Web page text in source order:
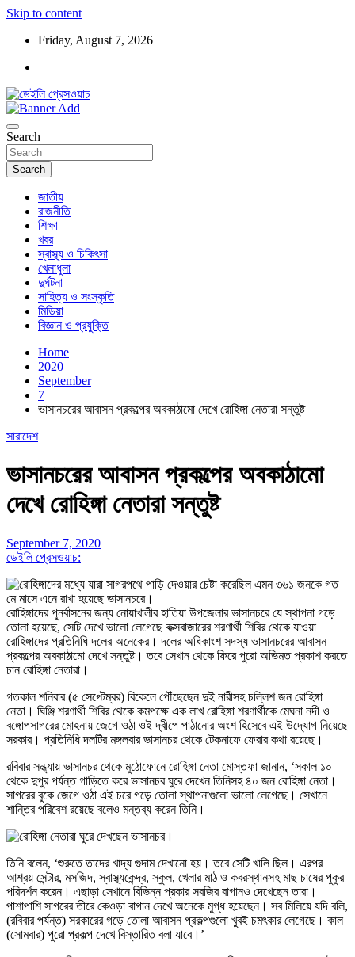
Skip to content
Friday, August 7, 2026
ডেইলি প্রেসওয়াচ
Search
Search
জাতীয়
রাজনীতি
শিক্ষা
খবর
স্বাস্থ্য ও চিকিৎসা
খেলাধুলা
দুর্ঘটনা
সাহিত্য ও সংস্কৃতি
মিডিয়া
বিজ্ঞান ও প্রযুক্তি
Home
2020
September
7
ভাসানচরের আবাসন প্রকল্পের অবকাঠামো দেখে রোহিঙ্গা নেতারা সন্তুষ্ট
সারাদেশ
ভাসানচরের আবাসন প্রকল্পের অবকাঠামো
দেখে রোহিঙ্গা নেতারা সন্তুষ্ট
September 7, 2020
ডেইলি প্রেসওয়াচ:
রোহিঙ্গাদের পুনর্বাসনের জন্য নোয়াখালীর হাতিয়া উপজেলার ভাসানচরে যে স্থাপনা গড়ে
তোলা হয়েছে, সেটি দেখে ভালো লেগেছে কক্সবাজারের শরণার্থী শিবির থেকে যাওয়া
রোহিঙ্গাদের প্রতিনিধি দলের অনেকের। দলের অধিকাংশ সদস্য ভাসানচরের আবাসন
প্রকল্পের অবকাঠামো দেখে সন্তুষ্ট। তবে সেখান থেকে ফিরে পুরো অভিমত প্রকাশ করতে
চান রোহিঙ্গা নেতারা।
গতকাল শনিবার (৫ সেপ্টেম্বর) বিকেলে পৌঁছেছেন দুই নারীসহ চল্লিশ জন রোহিঙ্গা
নেতা। ঘিঞ্জি শরণার্থী শিবির থেকে কমপক্ষে এক লাখ রোহিঙ্গা শরণার্থীকে মেঘনা নদী ও
বঙ্গোপসাগরের মোহনায় জেগে ওঠা ওই দ্বীপে পাঠানোর অংশ হিসেবে এই উদ্যোগ নিয়েছে
সরকার। প্রতিনিধি দলটির মঙ্গলবার ভাসানচর থেকে টেকনাফে ফেরার কথা রয়েছে।
রবিবার সন্ধ্যায় ভাসানচর থেকে মুঠোফোনে রোহিঙ্গা নেতা মোস্তফা জানান, ‘সকাল ১০
থেকে দুপুর পর্যন্ত গাড়িতে করে ভাসানচর ঘুরে দেখেন তিনিসহ ৪০ জন রোহিঙ্গা নেতা।
সাগরের বুকে জেগে ওঠা এই চরে গড়ে তোলা স্থাপনাগুলো ভালো লেগেছে। সেখানে
শান্তির পরিবেশ রয়েছে বলেও মন্তব্য করেন তিনি।
তিনি বলেন, ‘শুরুতে তাদের খাদ্য গুদাম দেখানো হয়। তবে সেটি খালি ছিল। এরপর
আশ্রয় সেন্টার, মসজিদ, স্বাস্থ্যকেন্দ্র, স্কুল, খেলার মাঠ ও কবরস্থানসহ মাছ চাষের পুকুর
পরিদর্শন করেন। এছাড়া সেখানে বিভিন্ন প্রকার সবজির বাগানও দেখেছেন তারা।
পাশাপাশি সাগরের তীরে কেওড়া বাগান দেখে অনেকে মুগ্ধ হয়েছেন। সব মিলিয়ে যদি বলি,
(রবিবার পর্যন্ত) সরকারের গড়ে তোলা আবাসন প্রকল্পগুলো খুবই চমৎকার লেগেছে। কাল
(সোমবার) পুরো প্রকল্প দেখে বিস্তারিত বলা যাবে।’